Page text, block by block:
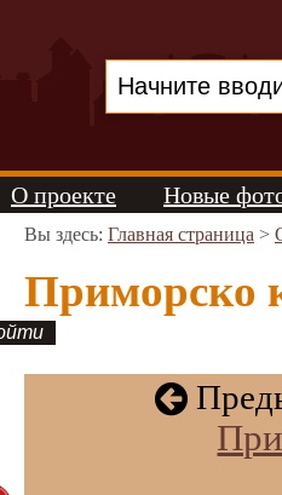
О проекте Новые
Вы здесь: Главная страница >
Приморско